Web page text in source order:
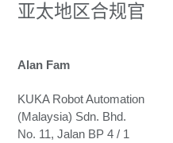
亚太地区合规官
Alan Fam
KUKA Robot Automation
(Malaysia) Sdn. Bhd.
No. 11, Jalan BP 4 / 1